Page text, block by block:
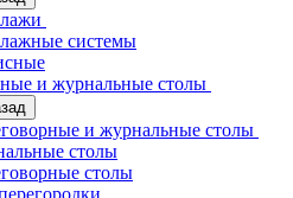
системы
и журнальные столы
и журнальные столы
столы
столы